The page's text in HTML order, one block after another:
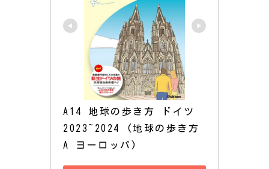
A14 地球の歩き方 ドイツ
2023~2024 (地球の歩き方
A ヨーロッパ)